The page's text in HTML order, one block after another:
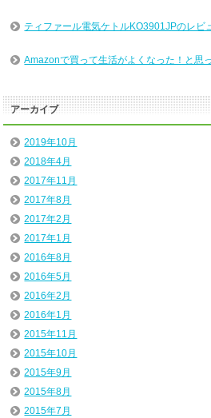
ティファール電気ケトルKO3901JPのレビ
Amazonで買って生活がよくなった！と思
アーカイブ
2019年10月
2018年4月
2017年11月
2017年8月
2017年2月
2017年1月
2016年8月
2016年5月
2016年2月
2016年1月
2015年11月
2015年10月
2015年9月
2015年8月
2015年7月